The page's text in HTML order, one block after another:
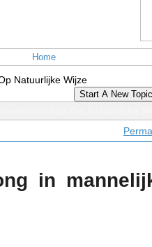
Home
Natuurlijke Wijze
Start A New Topic
in